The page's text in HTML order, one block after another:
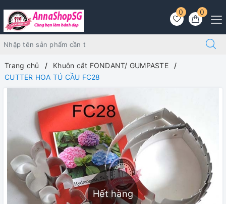
0
0
Trang chủ
Khuôn cắt FONDANT/ GUMPASTE
CUTTER HOA TÚ CẦU FC28
Hết hàng